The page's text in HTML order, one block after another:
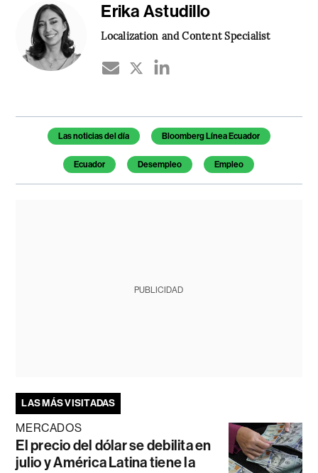
Erika Astudillo
Localization and Content Specialist
Temas de este artículo
Las noticias del día Bloomberg Línea Ecuador
Ecuador Desempleo Empleo
PUBLICIDAD
LAS MÁS VISITADAS
MERCADOS
El precio del dólar se debilita en
julio y América Latina tiene la